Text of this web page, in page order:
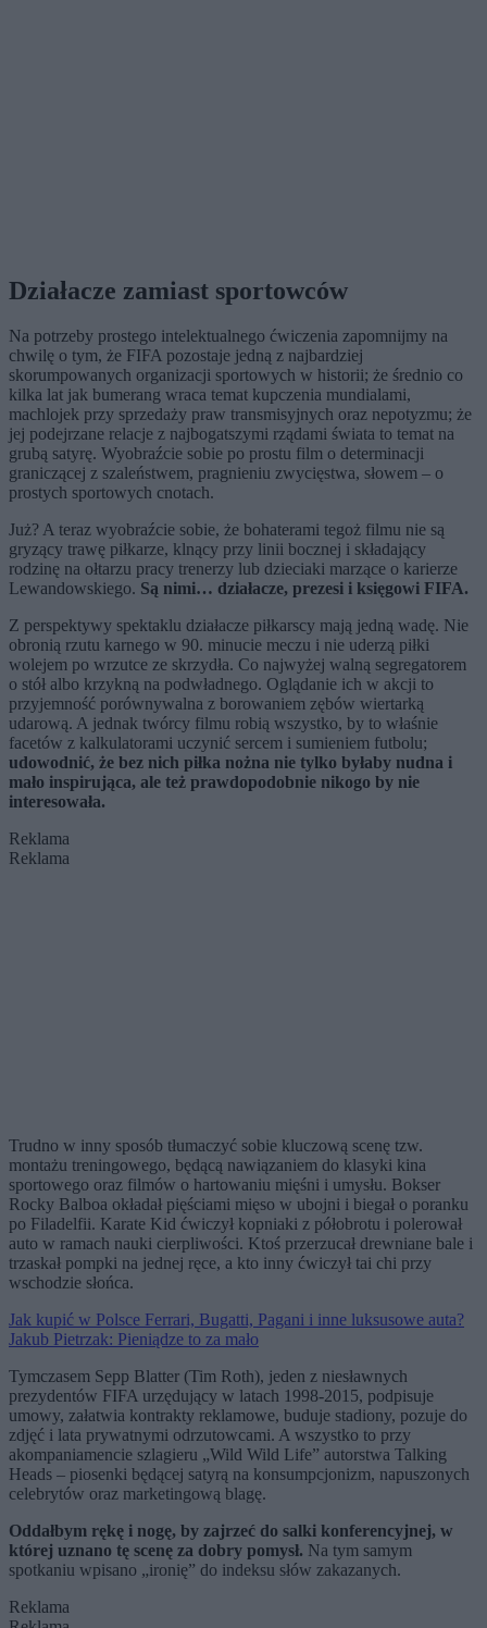
Działacze zamiast sportowców
Na potrzeby prostego intelektualnego ćwiczenia zapomnijmy na
chwilę o tym, że FIFA pozostaje jedną z najbardziej
skorumpowanych organizacji sportowych w historii; że średnio co
kilka lat jak bumerang wraca temat kupczenia mundialami,
machlojek przy sprzedaży praw transmisyjnych oraz nepotyzmu; że
jej podejrzane relacje z najbogatszymi rządami świata to temat na
grubą satyrę. Wyobraźcie sobie po prostu film o determinacji
graniczącej z szaleństwem, pragnieniu zwycięstwa, słowem – o
prostych sportowych cnotach.
Już? A teraz wyobraźcie sobie, że bohaterami tegoż filmu nie są
gryzący trawę piłkarze, klnący przy linii bocznej i składający
rodzinę na ołtarzu pracy trenerzy lub dzieciaki marzące o karierze
Lewandowskiego. Są nimi… działacze, prezesi i księgowi FIFA.
Z perspektywy spektaklu działacze piłkarscy mają jedną wadę. Nie
obronią rzutu karnego w 90. minucie meczu i nie uderzą piłki
wolejem po wrzutce ze skrzydła. Co najwyżej walną segregatorem
o stół albo krzykną na podwładnego. Oglądanie ich w akcji to
przyjemność porównywalna z borowaniem zębów wiertarką
udarową. A jednak twórcy filmu robią wszystko, by to właśnie
facetów z kalkulatorami uczynić sercem i sumieniem futbolu;
udowodnić, że bez nich piłka nożna nie tylko byłaby nudna i
mało inspirująca, ale też prawdopodobnie nikogo by nie
interesowała.
Reklama
Reklama
Trudno w inny sposób tłumaczyć sobie kluczową scenę tzw.
montażu treningowego, będącą nawiązaniem do klasyki kina
sportowego oraz filmów o hartowaniu mięśni i umysłu. Bokser
Rocky Balboa okładał pięściami mięso w ubojni i biegał o poranku
po Filadelfii. Karate Kid ćwiczył kopniaki z półobrotu i polerował
auto w ramach nauki cierpliwości. Ktoś przerzucał drewniane bale i
trzaskał pompki na jednej ręce, a kto inny ćwiczył tai chi przy
wschodzie słońca.
Jak kupić w Polsce Ferrari, Bugatti, Pagani i inne luksusowe auta?
Jakub Pietrzak: Pieniądze to za mało
Tymczasem Sepp Blatter (Tim Roth), jeden z niesławnych
prezydentów FIFA urzędujący w latach 1998-2015, podpisuje
umowy, załatwia kontrakty reklamowe, buduje stadiony, pozuje do
zdjęć i lata prywatnymi odrzutowcami. A wszystko to przy
akompaniamencie szlagieru „Wild Wild Life” autorstwa Talking
Heads – piosenki będącej satyrą na konsumpcjonizm, napuszonych
celebrytów oraz marketingową blagę.
Oddałbym rękę i nogę, by zajrzeć do salki konferencyjnej, w
której uznano tę scenę za dobry pomysł. Na tym samym
spotkaniu wpisano „ironię” do indeksu słów zakazanych.
Reklama